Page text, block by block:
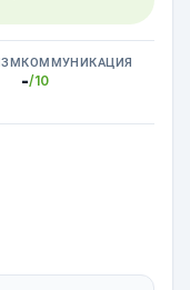
КОММУНИКАЦИЯ
-/10